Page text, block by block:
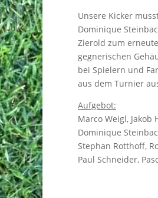
Unsere Kicker
Dominique
Zierold zum
gegnerischen
bei Spielern und
aus dem Turnier
Aufgebot:
Marco Weigl, Jakob
Dominique
Stephan Rotthoff,
Paul Schneider,